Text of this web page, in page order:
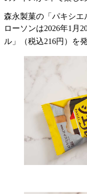
森永製菓の「パキシエ
ローソンは2026年1月
ル」（税込216円）を